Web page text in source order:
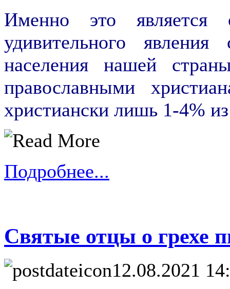
Именно это
удивительного
населения нашей
православными
христиански лишь 1-4%
Подробнее...
Святые отцы о грехе
12.08.2021